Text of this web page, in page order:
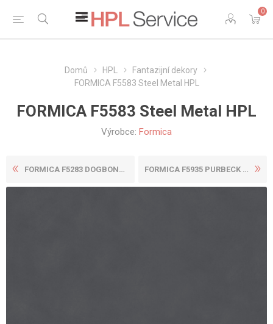
0
Domů HPL
Fantazijní dekory
FORMICA F5583 Steel Metal HPL
FORMICA F5583 Steel Metal HPL
Výrobce: Formica
FORMICA F5283 DOGBONE STORM... FORMICA F5935 PURBECK FLINT...